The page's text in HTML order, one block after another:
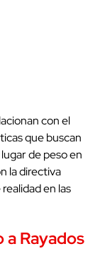
con el
que buscan
de peso en
la directiva
en las
aRayados